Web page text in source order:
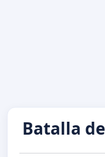
Batalla